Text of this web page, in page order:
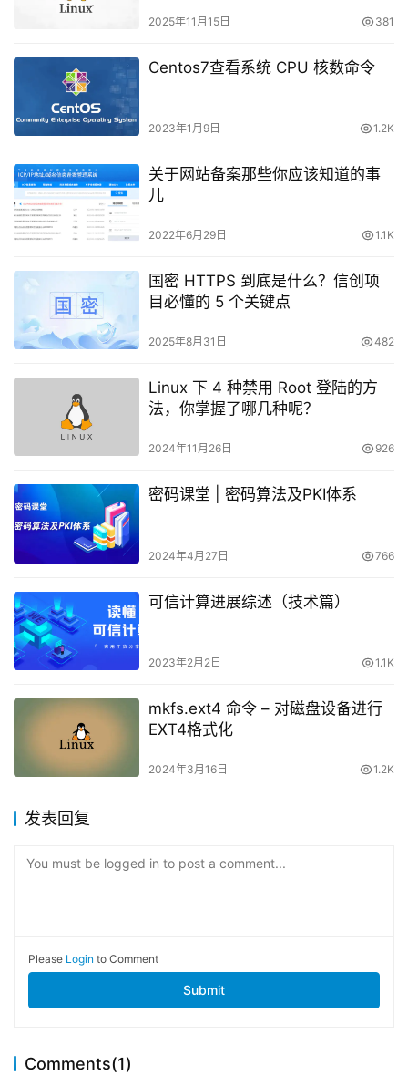
2025年11月15日 381
Centos7查看系统 CPU 核数命令
2023年1月9日 1.2K
关于网站备案那些你应该知道的事
儿
2022年6月29日 1.1K
国密 HTTPS 到底是什么？信创项
目必懂的 5 个关键点
2025年8月31日 482
Linux 下 4 种禁用 Root 登陆的方
法，你掌握了哪几种呢？
2024年11月26日 926
密码课堂 | 密码算法及PKI体系
2024年4月27日 766
可信计算进展综述（技术篇）
2023年2月2日 1.1K
mkfs.ext4 命令 – 对磁盘设备进行
EXT4格式化
2024年3月16日 1.2K
发表回复
You must be logged in to post a comment...
Please Login to Comment
Submit
Comments(1)